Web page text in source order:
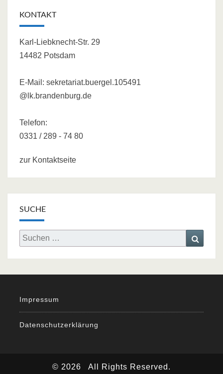
KONTAKT
Karl-Liebknecht-Str. 29
14482 Potsdam
E-Mail: sekretariat.buergel.105491
@lk.brandenburg.de
Telefon:
0331 / 289 - 74 80
zur Kontaktseite
SUCHE
Search
for:
Impressum
Datenschutzerklärung
© 2026 All Rights Reserved.